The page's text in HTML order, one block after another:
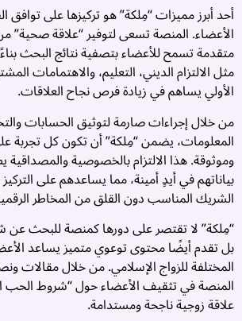
أحد أبرز مميزات “مِلكة” هو تركيزها على توافق
الأعضاء. المنصة تسعى لتوفير “علاقة
متقدمة تسمح للأعضاء بتصفية نتائج البحث
مثل الالتزام الديني، التعليم، والاهتمامات
الأولي يساهم في زيادة فرص نجاح العلاقات.
من خلال إجراءات صارمة لتوثيق الحسابات
المعلومات، يضمن “مِلكة” أن تكون كل تجربة
وموثوقة. هذا الالتزام بالخصوصية
بياناتهم في أيدٍ أمينة، مما يساعدهم على
الشريك المناسب دون القلق من المخاطر
“مِلكة” لا تقتصر على دورها كمنصة للبحث
بل تقدم أيضًا محتوى توعوي متميز يساعد
المختلفة للزواج الإسلامي. من خلال
المنصة في تثقيف الأعضاء حول “شروط الحب
علاقة زوجية ناجحة ومستدامة.